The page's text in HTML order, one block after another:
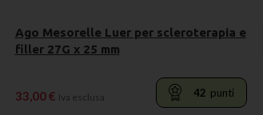
Ago Mesorelle Luer per scleroterapia e
filler 27G x 25 mm
33,00€ Iva esclusa 42 punti